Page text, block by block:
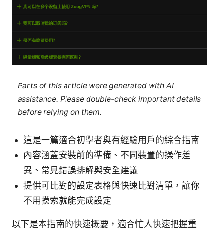
Parts of this article were generated with AI
assistance. Please double-check important details
before relying on them.
這是一篇適合初學者與有經驗用戶的綜合指南
內容涵蓋安裝前的準備、不同裝置的操作差
異、常見錯誤排解與安全建議
提供可比對的設定表格與快速比對清單，讓你
不用摸索就能完成設定
以下是本指南的快速概要，適合忙人快速把握重